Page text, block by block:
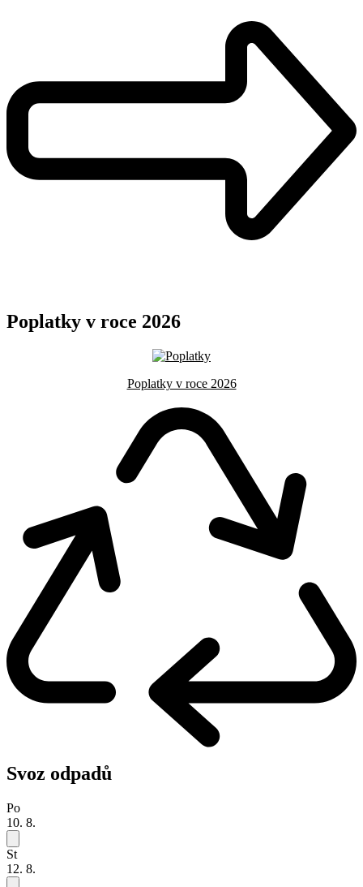
Poplatky v roce 2026
Poplatky v roce 2026
Svoz odpadů
Po
10. 8.
St
12. 8.